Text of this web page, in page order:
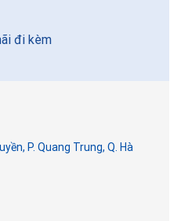
đi kèm
P. Quang Trung, Q. Hà